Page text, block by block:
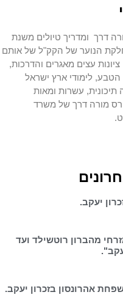
דרך ומדריך טיולים משנת
הנוער של הקק"ל של אותם
עצים מאגרים והדרכות,
לימודי ארץ ישראל
תיכונית, עשרות ומאות
מורה דרך של משרד
יעקב.
מהברון רוטשילד ועד
אהרונסון בזכרון יעקב.